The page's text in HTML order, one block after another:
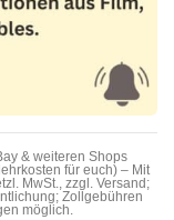
& weiteren Shops
für euch) – Mit
MwSt., zzgl. Versand;
Zollgebühren
möglich.